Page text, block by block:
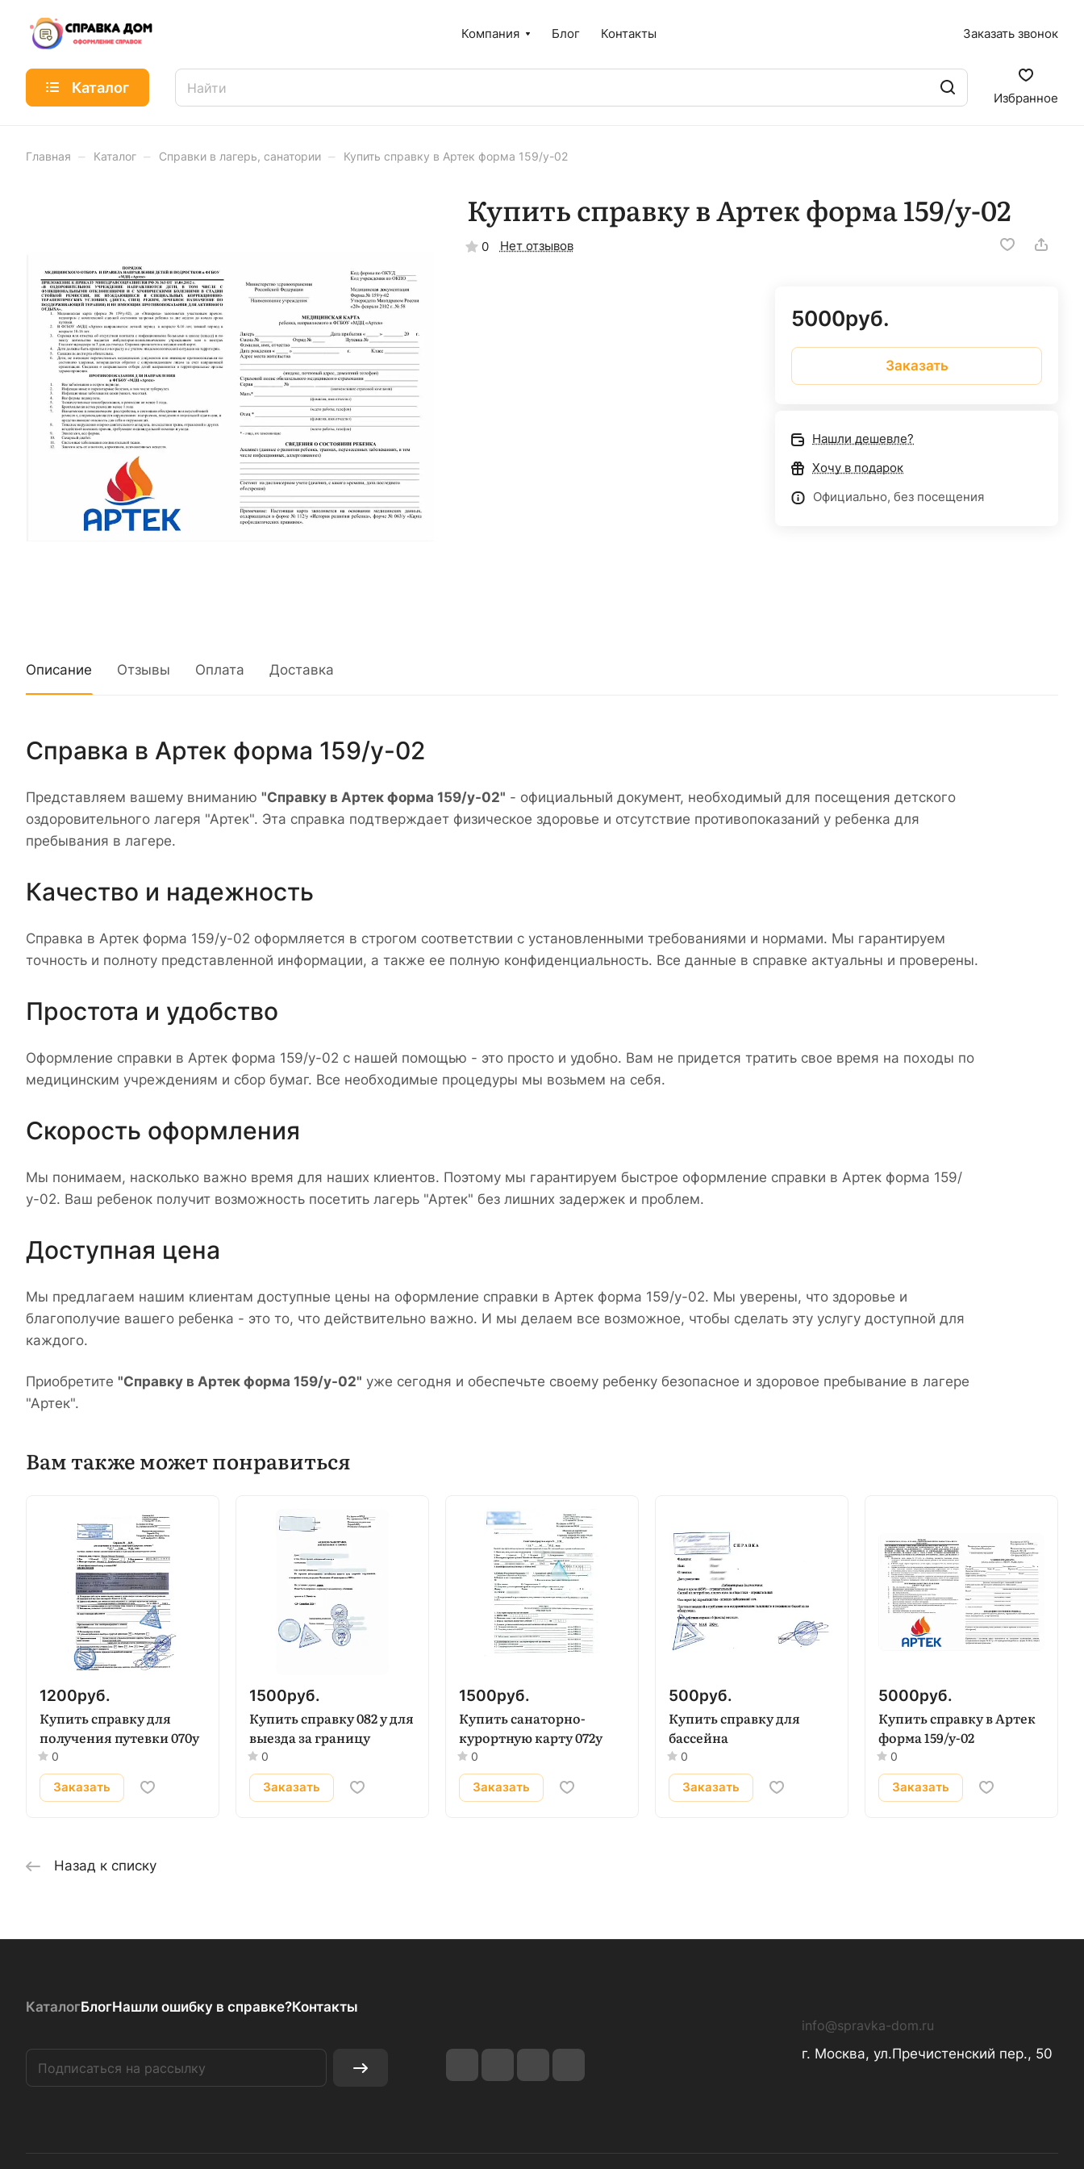
Компания Блог Контакты Заказать звонок
Каталог
Избранное
Главная – Каталог – Справки в лагерь, санатории – Купить справку в Артек форма 159/у-02
Купить справку в Артек форма 159/у-02
0 Нет отзывов
5000руб.
Заказать
Нашли дешевле?
Хочу в подарок
Официально, без посещения
Описание Отзывы Оплата Доставка
Справка в Артек форма 159/у-02
Представляем вашему вниманию "Справку в Артек форма 159/у-02" - официальный документ, необходимый для посещения детского
оздоровительного лагеря "Артек". Эта справка подтверждает физическое здоровье и отсутствие противопоказаний у ребенка для
пребывания в лагере.
Качество и надежность
Справка в Артек форма 159/у-02 оформляется в строгом соответствии с установленными требованиями и нормами. Мы гарантируем
точность и полноту представленной информации, а также ее полную конфиденциальность. Все данные в справке актуальны и проверены.
Простота и удобство
Оформление справки в Артек форма 159/у-02 с нашей помощью - это просто и удобно. Вам не придется тратить свое время на походы по
медицинским учреждениям и сбор бумаг. Все необходимые процедуры мы возьмем на себя.
Скорость оформления
Мы понимаем, насколько важно время для наших клиентов. Поэтому мы гарантируем быстрое оформление справки в Артек форма 159/
у-02. Ваш ребенок получит возможность посетить лагерь "Артек" без лишних задержек и проблем.
Доступная цена
Мы предлагаем нашим клиентам доступные цены на оформление справки в Артек форма 159/у-02. Мы уверены, что здоровье и
благополучие вашего ребенка - это то, что действительно важно. И мы делаем все возможное, чтобы сделать эту услугу доступной для
каждого.
Приобретите "Справку в Артек форма 159/у-02" уже сегодня и обеспечьте своему ребенку безопасное и здоровое пребывание в лагере
"Артек".
Вам также может понравиться
1200руб.
Купить справку для
получения путевки 070у
0
Заказать
1500руб.
Купить справку 082 у для
выезда за границу
0
Заказать
1500руб.
Купить санаторно-
курортную карту 072у
0
Заказать
500руб.
Купить справку для
бассейна
0
Заказать
5000руб.
Купить справку в Артек
форма 159/у-02
0
Заказать
Назад к списку
КаталогБлогНашли ошибку в справке?Контакты
info@spravka-dom.ru
г. Москва, ул.Пречистенский пер., 50